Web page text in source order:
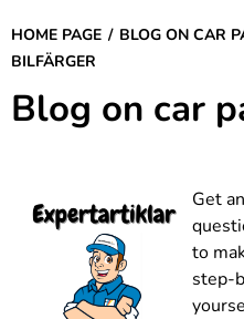
HOME PAGE BLOG ON CAR
BILFÄRGER
Blog on car
Get
to
step-